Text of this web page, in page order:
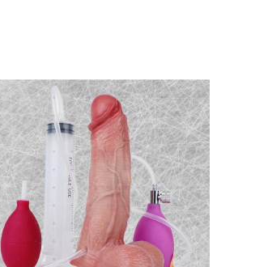
thủ công độc nhất, hơi
để tăng độ mượt mà, xóa